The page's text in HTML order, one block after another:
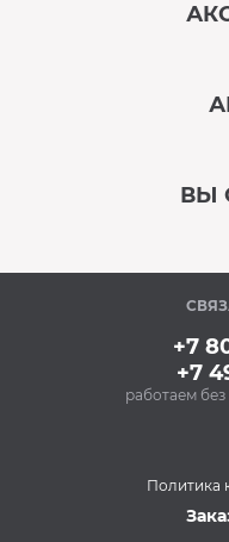
стали
(500 мл)
348
ВЫ
+7
+7
работаем
Политика